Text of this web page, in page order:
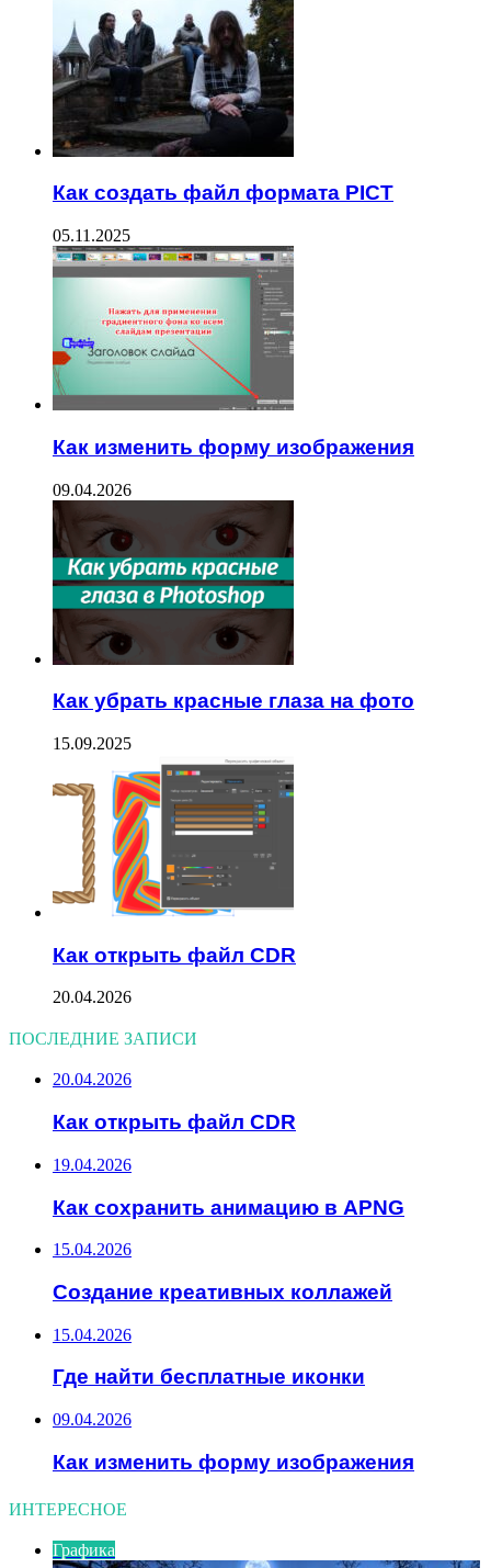
Как создать файл формата PICT
05.11.2025
Как изменить форму изображения
09.04.2026
Как убрать красные глаза на фото
15.09.2025
Как открыть файл CDR
20.04.2026
ПОСЛЕДНИЕ ЗАПИСИ
20.04.2026
Как открыть файл CDR
19.04.2026
Как сохранить анимацию в APNG
15.04.2026
Создание креативных коллажей
15.04.2026
Где найти бесплатные иконки
09.04.2026
Как изменить форму изображения
ИНТЕРЕСНОЕ
Графика